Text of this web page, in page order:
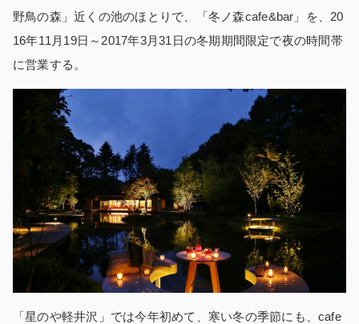
野鳥の森」近くの池のほとりで、「冬ノ森cafe&bar」を、20
16年11月19日～2017年3月31日の冬期期間限定で夜の時間帯
に営業する。
「星のや軽井沢」では今年初めて、寒い冬の季節にも、cafe